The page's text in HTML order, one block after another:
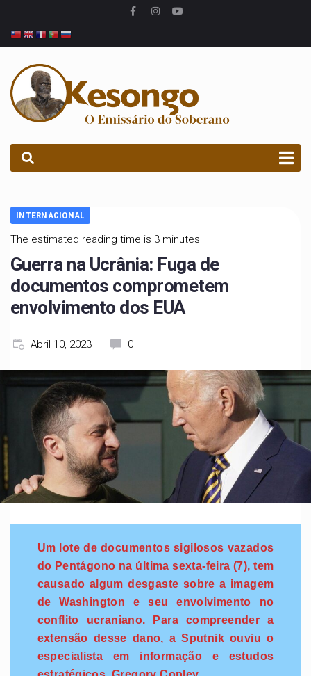
INTERNACIONAL
The estimated reading time is 3 minutes
Guerra na Ucrânia: Fuga de
documentos comprometem
envolvimento dos EUA
Abril 10, 2023 0
Um lote de documentos sigilosos vazados
do Pentágono na última sexta-feira (7), tem
causado algum desgaste sobre a imagem
de Washington e seu envolvimento no
conflito ucraniano. Para compreender a
extensão desse dano, a Sputnik ouviu o
especialista em informação e estudos
PROCURAR